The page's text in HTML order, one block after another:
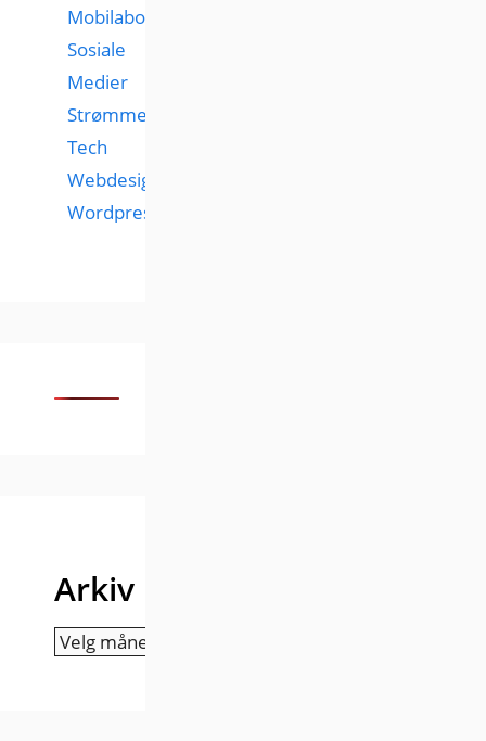
Mobilabonnementer
Sosiale
Medier
Strømmetjenester
Tech
Webdesign
Wordpress
Arkiv
Arkiv